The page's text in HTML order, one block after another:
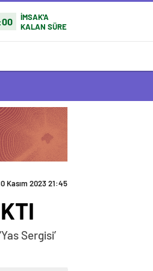
İMSAK'A
KALAN SÜRE
Kasım 2023 21:45
Sergisi’